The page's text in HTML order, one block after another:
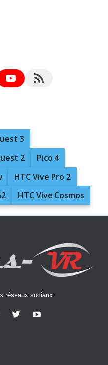
YouTubeRSS Feed
3
2
Pico 4
HTC Vive Pro 2
HTC Vive Cosmos
réseaux sociaux :